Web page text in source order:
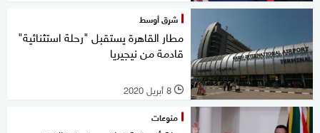
شرق أوسط
مطار القاهرة يستقبل "رحلة استثنائية"
قادمة من نيجيريا
l 8 أبريل 2020
منوعات